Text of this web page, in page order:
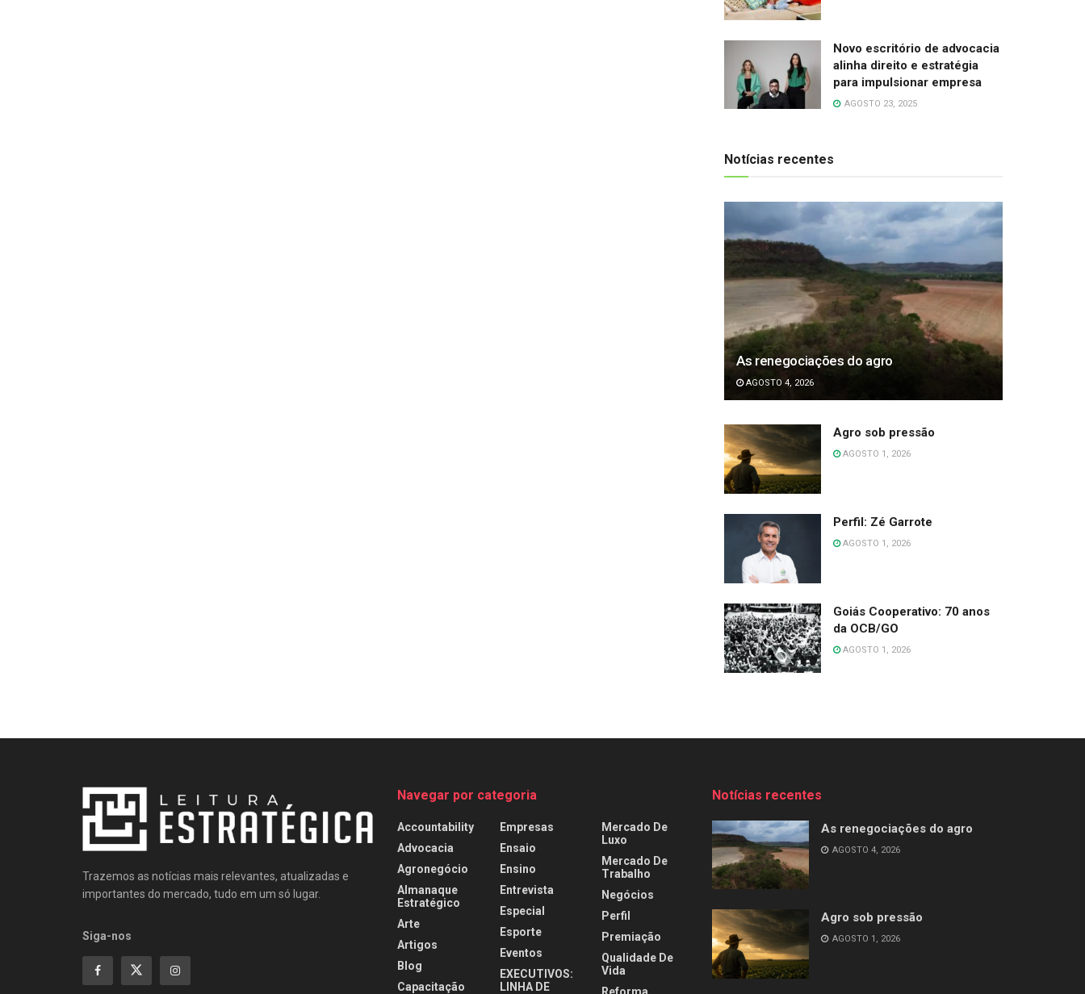
Novo escritório de advocacia
alinha direito e estratégia
para impulsionar empresa
AGOSTO 23, 2025
Notícias recentes
As renegociações do agro
AGOSTO 4, 2026
Agro sob pressão
AGOSTO 1, 2026
Perfil: Zé Garrote
AGOSTO 1, 2026
Goiás Cooperativo: 70 anos
da OCB/GO
AGOSTO 1, 2026
Trazemos as notícias mais relevantes, atualizadas e
importantes do mercado, tudo em um só lugar.
Siga-nos
Navegar por categoria
Accountability
Advocacia
Agronegócio
Almanaque
Estratégico
Arte
Artigos
Blog
Capacitação
Empresas
Ensaio
Ensino
Entrevista
Especial
Esporte
Eventos
EXECUTIVOS:
LINHA DE
Mercado De
Luxo
Mercado De
Trabalho
Negócios
Perfil
Premiação
Qualidade De
Vida
Reforma
Notícias recentes
As renegociações do agro
AGOSTO 4, 2026
Agro sob pressão
AGOSTO 1, 2026